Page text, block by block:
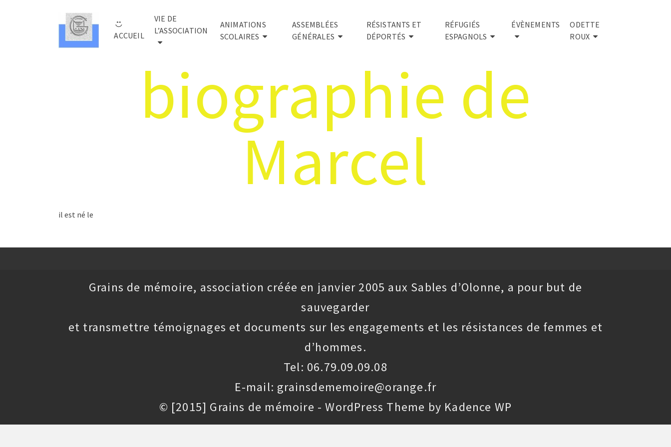
ACCUEIL
VIE DE
L’ASSOCIATION
ANIMATIONS
SCOLAIRES
ASSEMBLÉES
GÉNÉRALES
RÉSISTANTS ET
DÉPORTÉS
RÉFUGIÉS
ESPAGNOLS
ÉVÈNEMENTS
ODETTE
ROUX
biographie de
Marcel
il est né le
Grains de mémoire, association créée en janvier 2005 aux Sables d’Olonne, a pour but de
sauvegarder
et transmettre témoignages et documents sur les engagements et les résistances de femmes et
d’hommes.
Tel: 06.79.09.09.08
E-mail: grainsdememoire@orange.fr
© [2015] Grains de mémoire - WordPress Theme by Kadence WP